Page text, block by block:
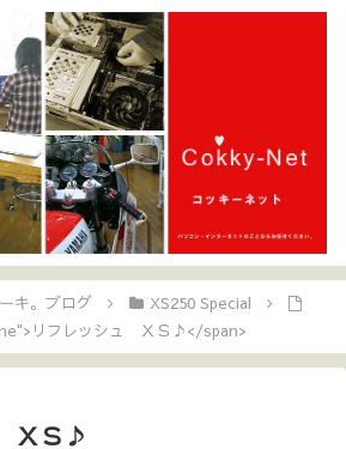
キ。ブログ
XS250 Special
リフレッシュ ＸＳ♪</span>
ＸＳ♪